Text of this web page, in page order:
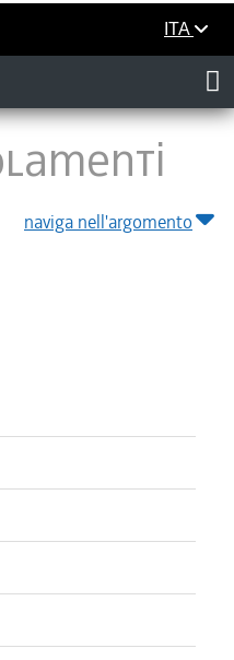
ITA
naviga nell'argomento